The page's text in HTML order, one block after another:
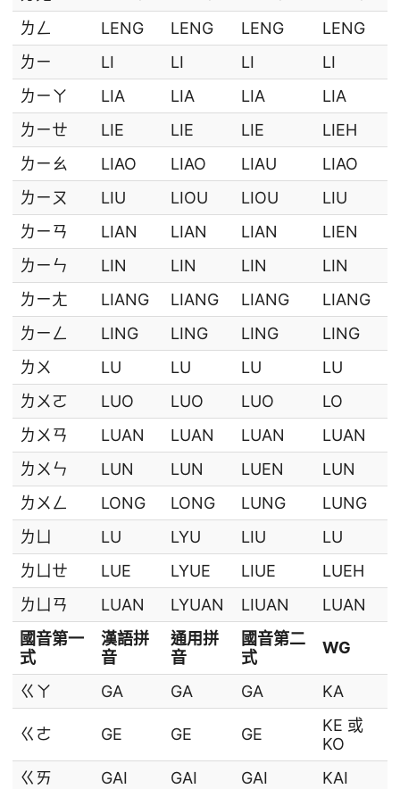
ㄌㄥ
LENG LENG LENG
LENG
ㄌㄧ
LI LI LI
LI
ㄌㄧㄚ
LIA LIA LIA
LIA
ㄌㄧㄝ
LIE LIE LIE
LIEH
ㄌㄧㄠ
LIAO LIAO LIAU
LIAO
ㄌㄧㄡ
LIU LIOU LIOU
LIU
ㄌㄧㄢ
LIAN LIAN LIAN
LIEN
ㄌㄧㄣ
LIN LIN LIN
LIN
ㄌㄧㄤ
LIANG LIANG LIANG
LIANG
ㄌㄧㄥ
LING LING LING
LING
ㄌㄨ
LU LU LU
LU
ㄌㄨㄛ
LUO LUO LUO
LO
ㄌㄨㄢ
LUAN LUAN LUAN
LUAN
ㄌㄨㄣ
LUN LUN LUEN
LUN
ㄌㄨㄥ
LONG LONG LUNG
LUNG
ㄌㄩ
LU LYU LIU
LU
ㄌㄩㄝ
LUE LYUE LIUE
LUEH
ㄌㄩㄢ
LUAN LYUAN LIUAN
LUAN
國音第一
式
漢語拼
音
通用拼
音
國音第二
式
WG
ㄍㄚ GA GA GA KA
ㄍㄜ GE GE GE
KE 或
KO
ㄍㄞ
GAI GAI GAI
KAI